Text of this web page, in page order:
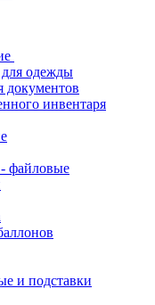
одежды
инвентаря
файловые
и подставки